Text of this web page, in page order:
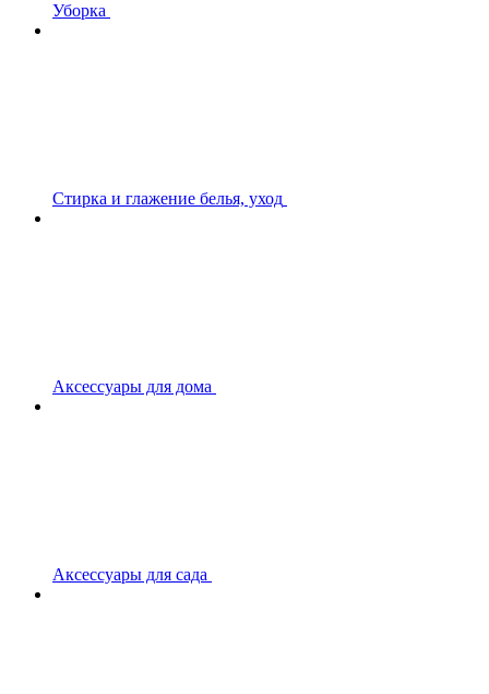
Уборка
Стирка и глажение белья, уход
Аксессуары для дома
Аксессуары для сада